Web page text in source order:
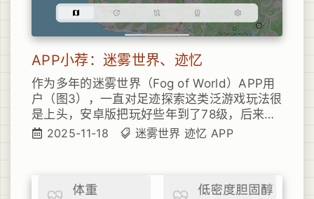
APP小荐：迷雾世界、迹忆
作为多年的迷雾世界（Fog of World）APP用
户（图3），一直对足迹探索这类泛游戏玩法很
是上头，安卓版把玩好些年到了78级，后来随
着手机挂壁数据丢失之后就慢慢退烧了。最近
势。
2025-11-18 迷雾世界 迹忆 APP